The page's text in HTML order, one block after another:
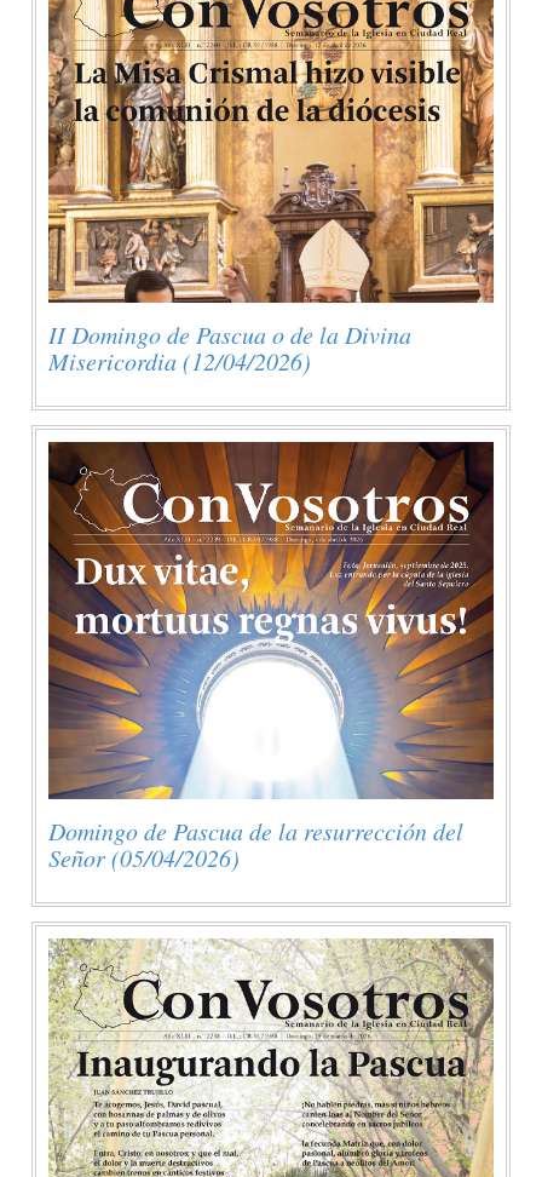
II Domingo de Pascua o de la Divina
Misericordia (12/04/2026)
Domingo de Pascua de la resurrección del
Señor (05/04/2026)